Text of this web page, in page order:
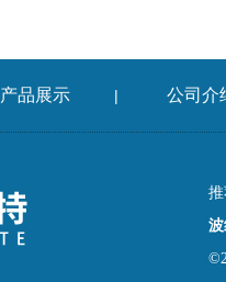
产品展示 | 公司介